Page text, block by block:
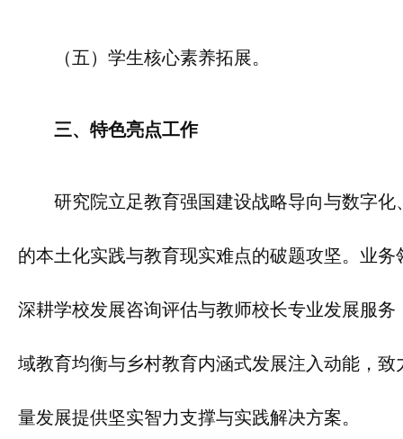
（五）学生核心素养拓展。
三、特色亮点工作
研究院立足教育强国建设战略导向与数字
的本土化实践与教育现实难点的破题攻坚。业
深耕学校发展咨询评估与教师校长专业发展服
域教育均衡与乡村教育内涵式发展注入动能，
量发展提供坚实智力支撑与实践解决方案。